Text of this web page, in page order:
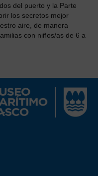
del puerto y la Parte
los secretos mejor
aire, de manera
con niños/as de 6 a